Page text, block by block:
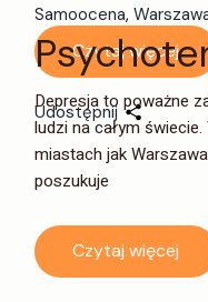
Czytaj więcej
Udostępnij
Samoocena
Depresja to poważne
ludzi na całym
miastach jak
poszukuje
Czytaj więcej